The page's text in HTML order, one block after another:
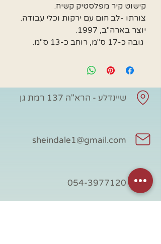
קישוט קיר מפלסטיק קשיח.
צורתו -לב חום עם ירקות וכלי עבודה.
יוצר בארה"ב, 1997.
גובה כ-17 ס"מ, רוחב כ-13 ס"מ.
שיינדלע - הרא"ה 137 רמת גן
sheindale1@gmail.com
054-3977120